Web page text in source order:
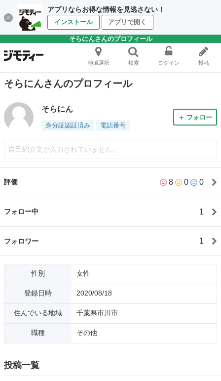
アプリならお得な情報を見逃さない！
インストール アプリで開く
そらにんさんのプロフィール
地域選択 検索 ログイン 投稿
そらにんさんのプロフィール
そらにん
身分証認証済み 電話番号
＋ フォロー
自己紹介文が入力されていません。
評価 8 0 0
フォロー中 1
フォロワー 1
性別 女性
登録日時 2020/08/18
住んでいる地域 千葉県市川市
職種 その他
投稿一覧